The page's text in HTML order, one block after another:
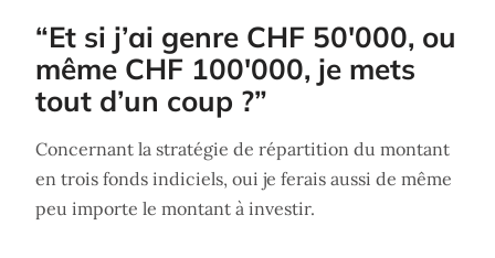
“Et si j’ai genre CHF 50'000, ou
même CHF 100'000, je mets
tout d’un coup ?”
Concernant la stratégie de répartition du montant
en trois fonds indiciels, oui je ferais aussi de même
peu importe le montant à investir.